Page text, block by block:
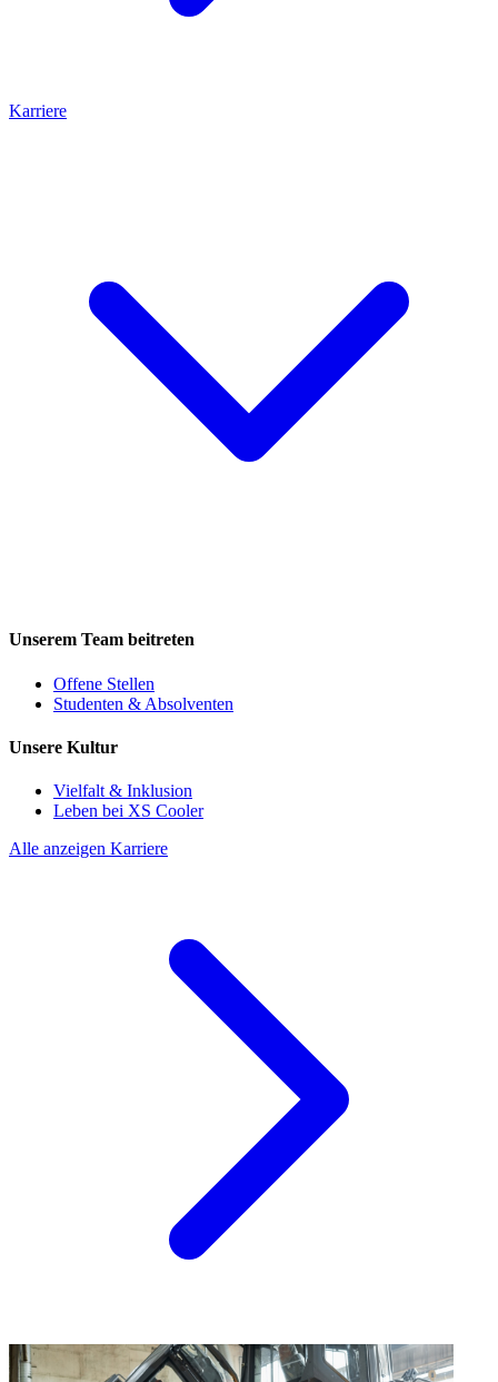
Karriere
Unserem Team beitreten
Offene Stellen
Studenten & Absolventen
Unsere Kultur
Vielfalt & Inklusion
Leben bei XS Cooler
Alle anzeigen Karriere